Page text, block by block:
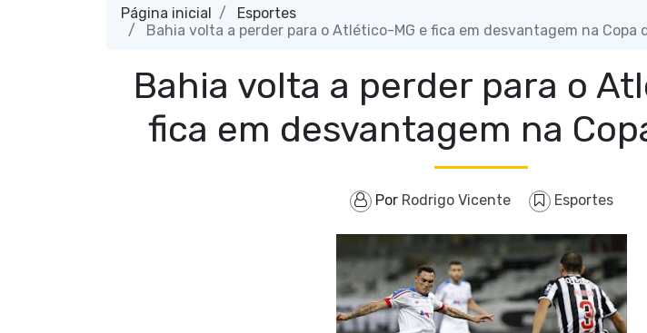
Página inicial
Esportes
Bahia volta a perder para o Atlético-MG e fica em desvantagem na Copa
Bahia volta a perder para o
fica em desvantagem na
Por Rodrigo Vicente Esportes